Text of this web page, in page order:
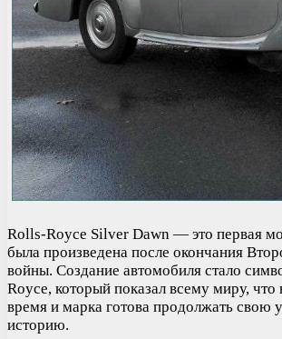
Rolls-Royce Silver Dawn — это первая
была произведена после окончания
войны. Создание автомобиля стало
Royce, который показал всему миру, что
время и марка готова продолжать свою
историю.